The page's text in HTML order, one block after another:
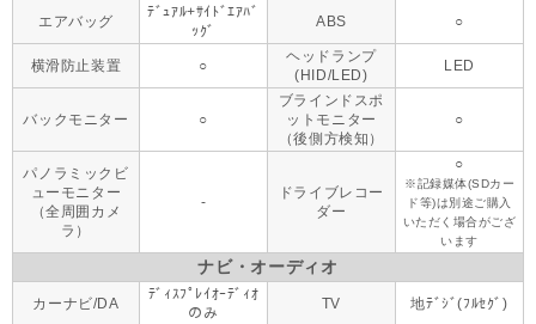
エアバッグ
ﾃﾞｭｱﾙ+ｻｲﾄﾞｴｱﾊﾞ
ｯｸﾞ
ABS ○
横滑防止装置 ○
ヘッドランプ
(HID/LED)
LED
バックモニター ○
ブラインドスポ
ットモニター
（後側方検知）
○
パノラミックビ
ューモニター
（全周囲カメ
ラ）
-
ドライブレコー
ダー
○
※記録媒体(SDカー
ド等)は別途ご購入
いただく場合がござ
います
ナビ・オーディオ
カーナビ/DA
ﾃﾞｨｽﾌﾟﾚｲｵｰﾃﾞｨｵ
のみ
TV 地ﾃﾞｼﾞ(ﾌﾙｾｸﾞ)